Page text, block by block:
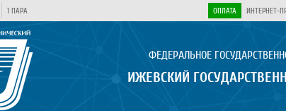
1 ПАРА ОПЛАТА ИНТЕРНЕТ-
ФЕДЕРАЛЬНОЕ
ИЖЕВСКИЙ